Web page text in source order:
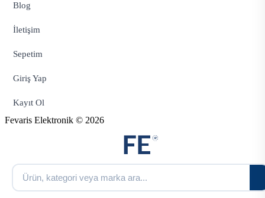
Blog
İletişim
Sepetim
Giriş Yap
Kayıt Ol
Fevaris Elektronik © 2026